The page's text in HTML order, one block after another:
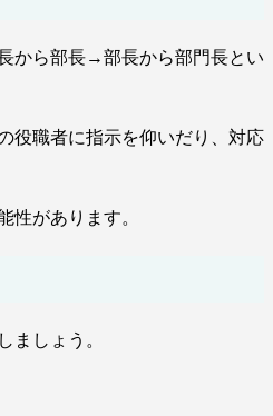
から部長→部長から部門長とい
役職者に指示を仰いだり、対応
性があります。
ましょう。